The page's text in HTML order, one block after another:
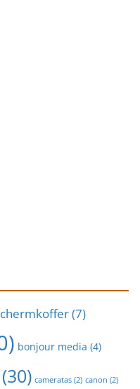
(7)
bonjour media (4)
(30) cameratas (2) canon (2)